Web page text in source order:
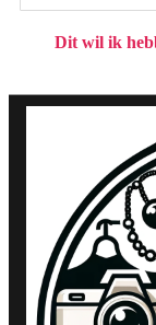
Dit wil ik